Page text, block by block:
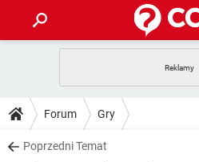
GRY
SPOTIFY
PORADY
PlayStation
DO POBRANIA
Forum Gry
Poprzedni Temat